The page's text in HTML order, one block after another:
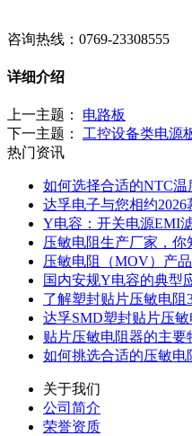
咨询热线：0769-23308555
详细介绍
上一主题： 电路板
下一主题： 工控设备类电源
热门资讯
如何选择合适的NTC温
达孚电子与您相约
Y电容：开关电源EMI
压敏电阻生产厂家，
压敏电阻（MOV）产
国内安规Y电容的典型
了解塑封贴片压敏电阻
达孚SMD塑封贴片压
贴片压敏电阻器的主要
如何挑选合适的压敏电
关于我们
公司简介
荣誉资质